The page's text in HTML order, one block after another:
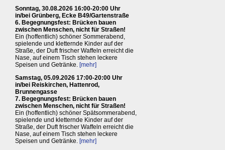
Sonntag, 30.08.2026 16:00-20:00 Uhr
in/bei Grünberg, Ecke B49/Gartenstraße
6. Begegnungsfest: Brücken bauen
zwischen Menschen, nicht für Straßen!
Ein (hoffentlich) schöner Sommerabend,
spielende und kletternde Kinder auf der
Straße, der Duft frischer Waffeln erreicht die
Nase, auf einem Tisch stehen leckere
Speisen und Getränke. [mehr]
Samstag, 05.09.2026 17:00-20:00 Uhr
in/bei Reiskirchen, Hattenrod,
Brunnengasse
7. Begegnungsfest: Brücken bauen
zwischen Menschen, nicht für Straßen!
Ein (hoffentlich) schöner Spätsommerabend,
spielende und kletternde Kinder auf der
Straße, der Duft frischer Waffeln erreicht die
Nase, auf einem Tisch stehen leckere
Speisen und Getränke. [mehr]